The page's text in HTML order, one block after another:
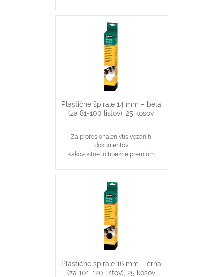
Najpopularnjši, ekonomičen in
vsestranski našin vezave dokumentov
14 mm špirale primerne za vezavo 81-
100 stranskih dokumentov
Primerno za katerikoli aparat za
plastične špirale na 21 lukenj, ki veže
do 100 listov
Plastične špirale 14 mm – bela
(za 81-100 listov), 25 kosov
Za profesionalen vtis vezanih
dokumentov
Kakovostne in trpežne premium
Najpopularnjši, ekonomičen in
vsestranski našin vezave dokumentov
14 mm špirale primerne za vezavo 81-
100 stranskih dokumentov
Primerno za katerikoli aparat za
plastične špirale na 21 lukenj, ki veže
do 100 listov
Plastične špirale 16 mm – črna
(za 101-120 listov), 25 kosov